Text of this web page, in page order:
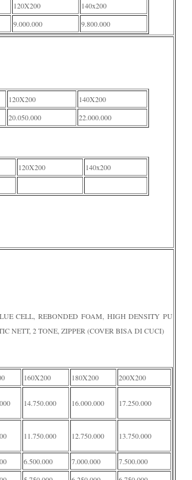
120X200
140x200
9.000.000 9.800.000
120X200
140X200
20.050.000 22.000.000
120X200
140x200
CELL, REBONDED FOAM, HIGH DENSITY PU
NETT, 2 TONE, ZIPPER (COVER BISA DI CUCI)
160X200 180X200
200X200
14.750.000 16.000.000 17.250.000
11.750.000 12.750.000 13.750.000
6.500.000 7.000.000
7.500.000